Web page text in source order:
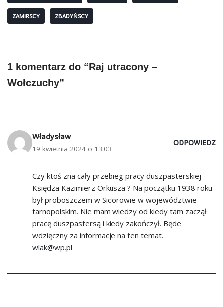
ZAMIRSCY ZBADYŃSCY
1 komentarz do “Raj utracony –
Wołczuchy”
Władysław
19 kwietnia 2024 o 13:03
ODPOWIEDZ
Czy ktoś zna cały przebieg pracy duszpasterskiej
Księdza Kazimierz Orkusza ? Na początku 1938 roku
był proboszczem w Sidorowie w województwie
tarnopolskim. Nie mam wiedzy od kiedy tam zaczął
pracę duszpastersą i kiedy zakończył. Będe
wdzięczny za informacje na ten temat.
wlak@wp.pl